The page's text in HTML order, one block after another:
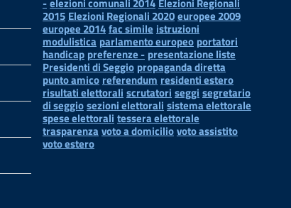
-elezioni comunali 2014 Elezioni Regionali
2015 Elezioni Regionali 2020europee 2009
europee 2014fac simile istruzioni
modulistica parlamento europeo portatori
handicap preferenze - presentazione liste
Presidenti di Seggio propaganda diretta
punto amico referendum residenti estero
risultati elettorali scrutatori seggi segretario
di seggiosezioni elettorali sistema elettorale
spese elettorali tessera elettorale
trasparenza voto a domiciliovoto assistito
voto estero